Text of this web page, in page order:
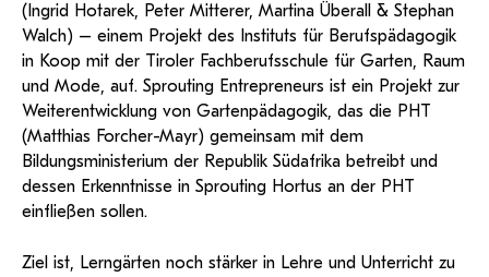
(Ingrid Hotarek, Peter Mitterer, Martina Überall & Stephan
Walch) – einem Projekt des Instituts für Berufspädagogik
in Koop mit der Tiroler Fachberufsschule für Garten, Raum
und Mode, auf. Sprouting Entrepreneurs ist ein Projekt zur
Weiterentwicklung von Gartenpädagogik, das die PHT
(Matthias Forcher-Mayr) gemeinsam mit dem
Bildungsministerium der Republik Südafrika betreibt und
dessen Erkenntnisse in Sprouting Hortus an der PHT
einfließen sollen.
Ziel ist, Lerngärten noch stärker in Lehre und Unterricht zu